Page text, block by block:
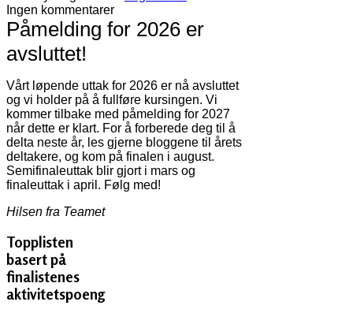
Ingen kommentarer
Påmelding for 2026 er
avsluttet!
Vårt løpende uttak for 2026 er nå avsluttet
og vi holder på å fullføre kursingen. Vi
kommer tilbake med påmelding for 2027
når dette er klart. For å forberede deg til å
delta neste år, les gjerne bloggene til årets
deltakere, og kom på finalen i august.
Semifinaleuttak blir gjort i mars og
finaleuttak i april. Følg med!
Hilsen fra Teamet
Topplisten
basert på
finalistenes
aktivitetspoeng